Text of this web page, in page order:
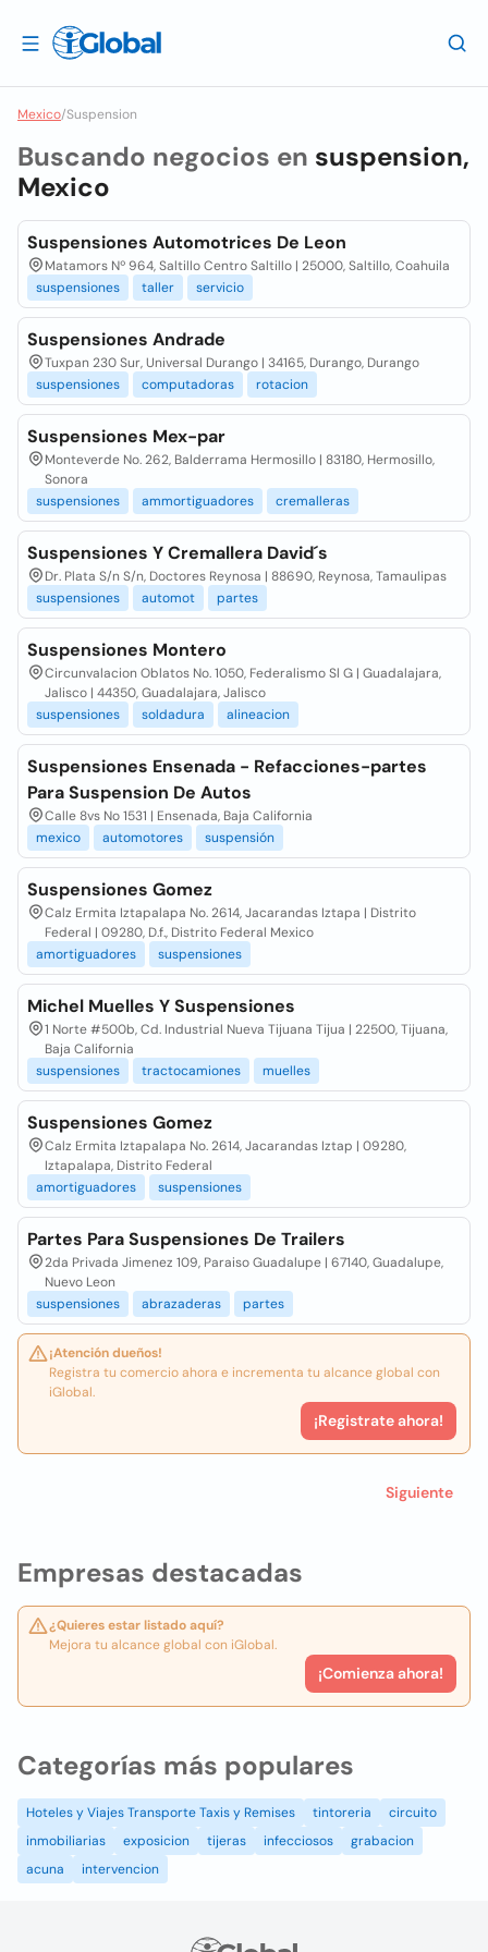
Mexico/Suspension
Empresas destacadas
¿Quieres estar listado aquí?
Mejora tu alcance global con iGlobal.
¡Comienza ahora!
Buscando negocios en suspension,
Mexico
Suspensiones Automotrices De Leon
Matamors Nº 964, Saltillo Centro Saltillo | 25000, Saltillo, Coahuila
suspensiones
taller servicio
Suspensiones Andrade
Tuxpan 230 Sur, Universal Durango | 34165, Durango, Durango
suspensiones
computadoras rotacion
Suspensiones Mex-par
Monteverde No. 262, Balderrama Hermosillo | 83180, Hermosillo,
Sonora
suspensiones
ammortiguadores cremalleras
Suspensiones Y Cremallera David´s
Dr. Plata S/n S/n, Doctores Reynosa | 88690, Reynosa, Tamaulipas
suspensiones
automot partes
Suspensiones Montero
Circunvalacion Oblatos No. 1050, Federalismo Sl G | Guadalajara,
Jalisco | 44350, Guadalajara, Jalisco
suspensiones
soldadura alineacion
Suspensiones Ensenada - Refacciones-partes
Para Suspension De Autos
Calle 8vs No 1531 | Ensenada, Baja California
mexico
automotores suspensión
Suspensiones Gomez
Calz Ermita Iztapalapa No. 2614, Jacarandas Iztapa | Distrito
Federal | 09280, D.f., Distrito Federal Mexico
amortiguadores
suspensiones
Michel Muelles Y Suspensiones
1 Norte #500b, Cd. Industrial Nueva Tijuana Tijua | 22500, Tijuana,
Baja California
suspensiones
tractocamiones muelles
Suspensiones Gomez
Calz Ermita Iztapalapa No. 2614, Jacarandas Iztap | 09280,
Iztapalapa, Distrito Federal
amortiguadores
suspensiones
Partes Para Suspensiones De Trailers
2da Privada Jimenez 109, Paraiso Guadalupe | 67140, Guadalupe,
Nuevo Leon
suspensiones
abrazaderas partes
¡Atención dueños!
Registra tu comercio ahora e incrementa tu alcance global con
iGlobal.
¡Registrate ahora!
Siguiente
Categorías más populares
Hoteles y Viajes Transporte Taxis y Remises tintoreria
circuito
inmobiliarias
exposicion tijeras infecciosos
grabacion
acuna
intervencion